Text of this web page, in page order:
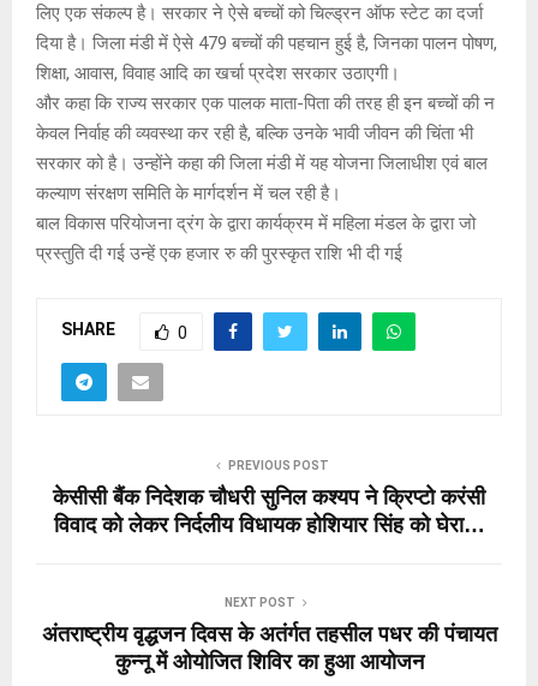
लिए एक संकल्प है। सरकार ने ऐसे बच्चों को चिल्ड्रन ऑफ स्टेट का दर्जा
दिया है। जिला मंडी में ऐसे 479 बच्चों की पहचान हुई है, जिनका पालन पोषण,
शिक्षा, आवास, विवाह आदि का खर्चा प्रदेश सरकार उठाएगी।
और कहा कि राज्य सरकार एक पालक माता-पिता की तरह ही इन बच्चों की न
केवल निर्वाह की व्यवस्था कर रही है, बल्कि उनके भावी जीवन की चिंता भी
सरकार को है। उन्होंने कहा की जिला मंडी में यह योजना जिलाधीश एवं बाल
कल्याण संरक्षण समिति के मार्गदर्शन में चल रही है।
बाल विकास परियोजना द्रंग के द्वारा कार्यक्रम में महिला मंडल के द्वारा जो
प्रस्तुति दी गई उन्हें एक हजार रु की पुरस्कृत राशि भी दी गई
SHARE 0
PREVIOUS POST
केसीसी बैंक निदेशक चौधरी सुनिल कश्यप ने क्रिप्टो करंसी
विवाद को लेकर निर्दलीय विधायक होशियार सिंह को घेरा…
NEXT POST
अंतराष्ट्रीय वृद्धजन दिवस के अतंर्गत तहसील पधर की पंचायत
कुन्नू में ओयोजित शिविर का हुआ आयोजन